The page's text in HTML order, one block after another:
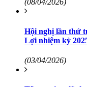
(08/04/2026)
Hội nghị lần thứ
Lợi nhiệm kỳ
(03/04/2026)